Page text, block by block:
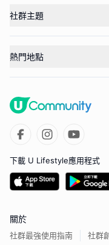
社群主題
熱門地點
下載 U Lifestyle應用程式
關於
社群最強使用指南 社群